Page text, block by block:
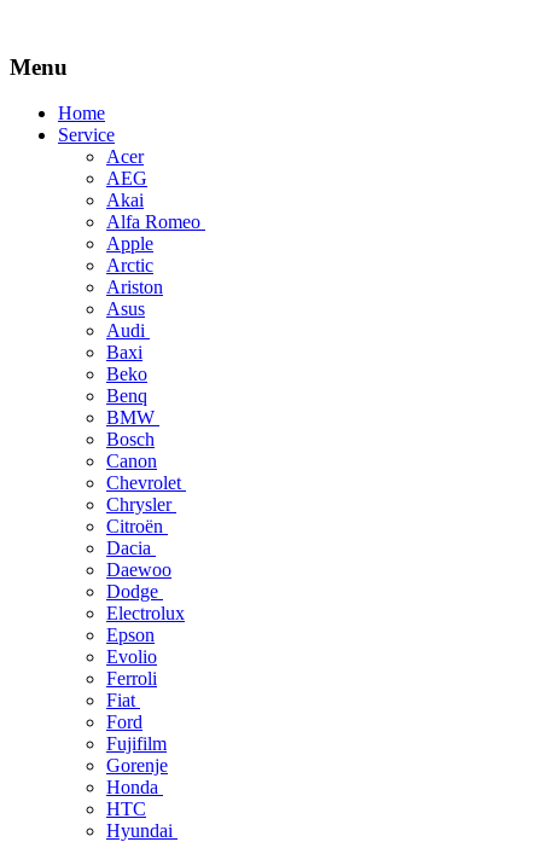
Menu
Skip
Home
Service
Acer
AEG
Akai
Alfa Romeo
Apple
Arctic
Ariston
Asus
Audi
Baxi
Beko
Benq
BMW
Bosch
Canon
Chevrolet
Chrysler
Citroën
Dacia
Daewoo
Dodge
Electrolux
Epson
Evolio
Ferroli
Fiat
Ford
Fujifilm
Gorenje
Honda
HTC
Hyundai